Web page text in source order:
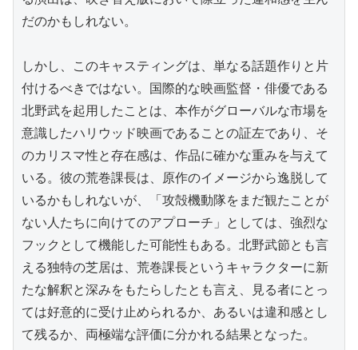
だのかもしれない。
しかし、このキャスティングは、単なる話題作りと片
付けるべきではない。国際的な映画監督・俳優である
北野武を起用したことは、本作がグローバルな市場を
意識したハリウッド映画であることの証左であり、そ
のカリスマ性と存在感は、作品に確かな重みを与えて
いる。彼の荒巻課長は、原作のイメージから逸脱して
いるかもしれないが、「攻殻機動隊をまだ観たことが
ない人たちに向けてのアプローチ」としては、強烈な
フックとして機能した可能性もある。北野武節とも言
える独特の芝居は、荒巻課長というキャラクターに新
たな解釈と深みをもたらしたとも言え、見る者にとっ
ては好意的に受け止められるか、あるいは違和感とし
て残るか、両極端な評価に分かれる結果となった。